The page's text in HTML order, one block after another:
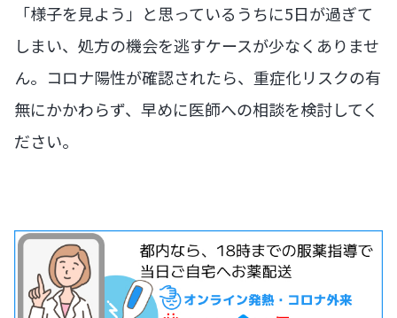
「様子を見よう」と思っているうちに5日が過ぎて
しまい、処方の機会を逃すケースが少なくありませ
ん。コロナ陽性が確認されたら、重症化リスクの有
無にかかわらず、早めに医師への相談を検討してく
ださい。